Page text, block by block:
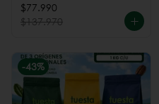
$77.990
$137.970
-43%